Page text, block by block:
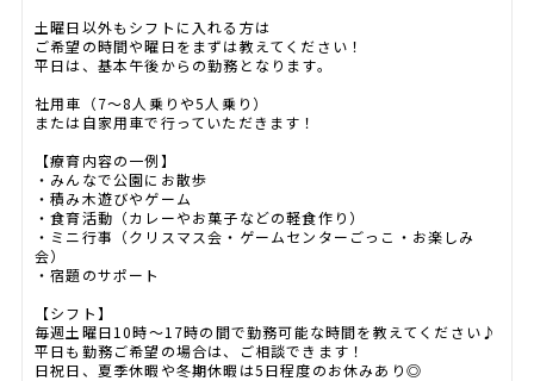
土曜日以外もシフトに入れる方は
ご希望の時間や曜日をまずは教えてください！
平日は、基本午後からの勤務となります。
社用車（7～8人乗りや5人乗り）
または自家用車で行っていただきます！
【療育内容の一例】
・みんなで公園にお散歩
・積み木遊びやゲーム
・食育活動（カレーやお菓子などの軽食作り）
・ミニ行事（クリスマス会・ゲームセンターごっこ・お楽しみ
会）
・宿題のサポート
【シフト】
毎週土曜日10時～17時の間で勤務可能な時間を教えてください♪
平日も勤務ご希望の場合は、ご相談できます！
日祝日、夏季休暇や冬期休暇は5日程度のお休みあり◎